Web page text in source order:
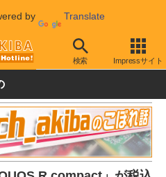
by Translate
検索 Impressサイト
価格情報 特価情報